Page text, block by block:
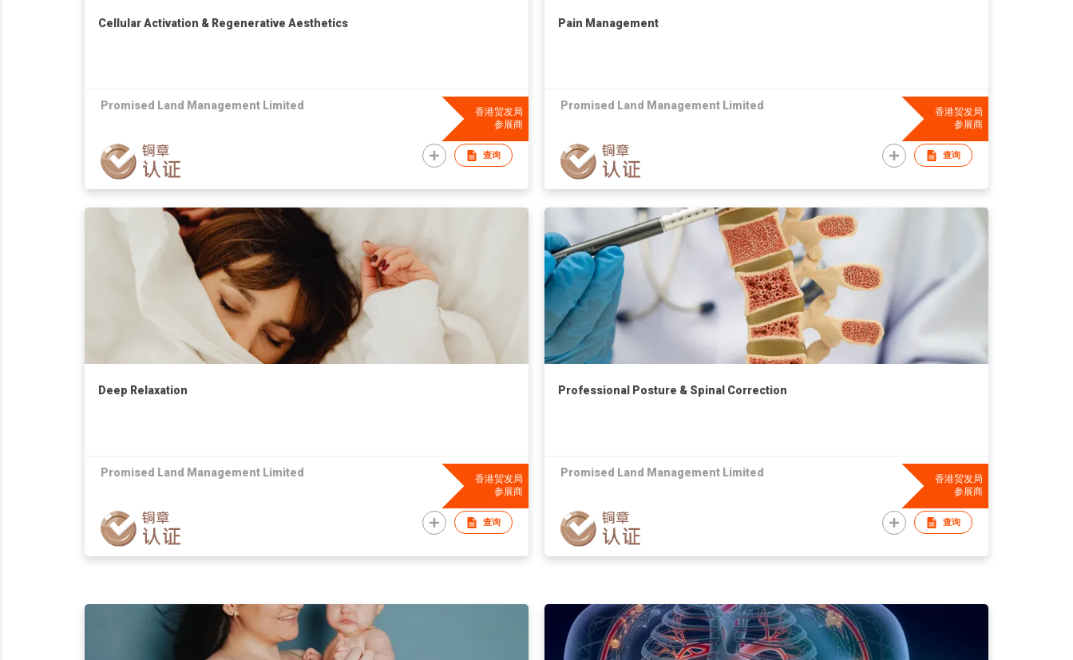
Cellular Activation & Regenerative Aesthetics
Promised Land Management Limited
香港贸发局
参展商
查询
Pain Management
Promised Land Management Limited
香港贸发局
参展商
查询
Deep Relaxation
Promised Land Management Limited
香港贸发局
参展商
查询
Professional Posture & Spinal Correction
Promised Land Management Limited
香港贸发局
参展商
查询